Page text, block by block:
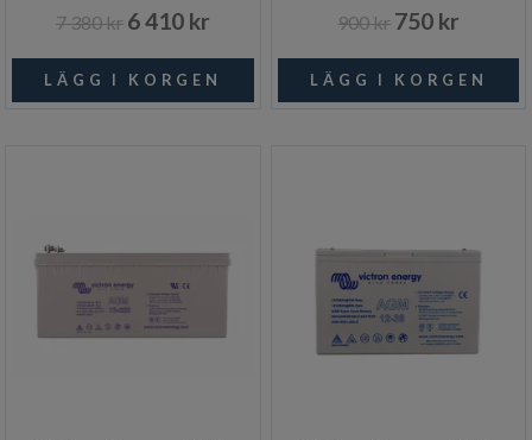
7 380 kr 6 410 kr 900 kr 750 kr